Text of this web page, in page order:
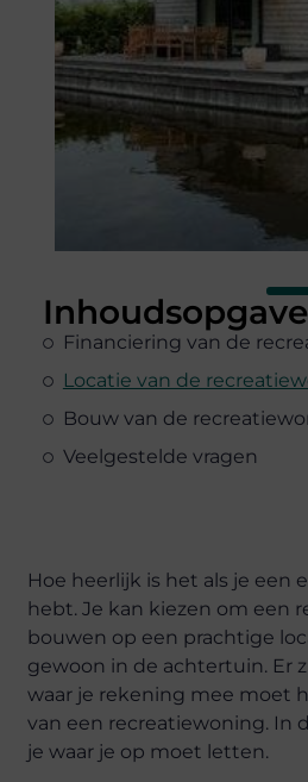
Inhoudsopgave
Financiering van de
Locatie van de
Bouw van de
Veelgestelde vragen
Hoe heerlijk is het als je een
hebt. Je kan kiezen om een
bouwen op een prachtige
gewoon in de achtertuin. Er
waar je rekening mee moet
van een recreatiewoning. In
je waar je op moet letten.